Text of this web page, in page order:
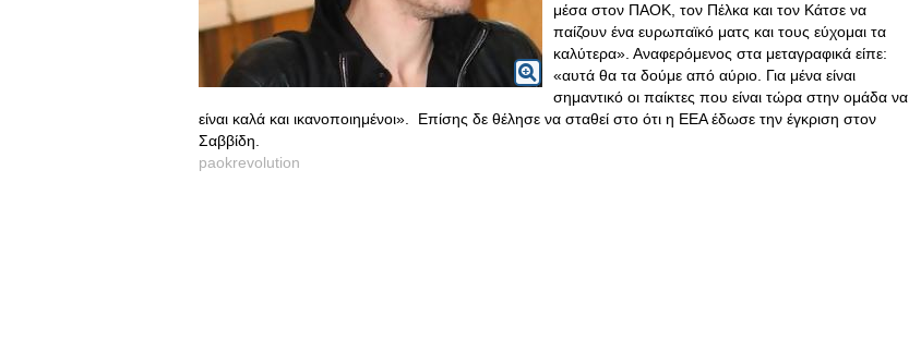
μέσα στον ΠΑΟΚ, τον Πέλκα και τον Κάτσε να
παίζουν ένα ευρωπαϊκό ματς και τους εύχομαι τα
καλύτερα». Αναφερόμενος στα μεταγραφικά είπε:
«αυτά θα τα δούμε από αύριο. Για μένα είναι
σημαντικό οι παίκτες που είναι τώρα στην ομάδα να
είναι καλά και ικανοποιημένοι». Επίσης δε θέλησε να σταθεί στο ότι η ΕΕΑ έδωσε την έγκριση στον
Σαββίδη.
paokrevolution